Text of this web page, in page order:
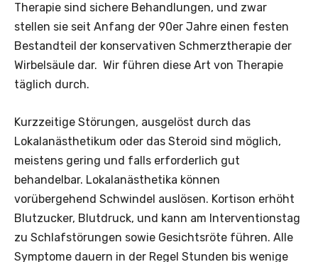
Therapie sind sichere Behandlungen, und zwar
stellen sie seit Anfang der 90er Jahre einen festen
Bestandteil der konservativen Schmerztherapie der
Wirbelsäule dar. Wir führen diese Art von Therapie
täglich durch.
Kurzzeitige Störungen, ausgelöst durch das
Lokalanästhetikum oder das Steroid sind möglich,
meistens gering und falls erforderlich gut
behandelbar. Lokalanästhetika können
vorübergehend Schwindel auslösen. Kortison erhöht
Blutzucker, Blutdruck, und kann am Interventionstag
zu Schlafstörungen sowie Gesichtsröte führen. Alle
Symptome dauern in der Regel Stunden bis wenige